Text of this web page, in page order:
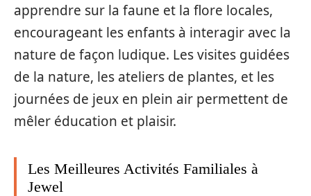
apprendre sur la faune et la flore locales,
encourageant les enfants à interagir avec la
nature de façon ludique. Les visites guidées
de la nature, les ateliers de plantes, et les
journées de jeux en plein air permettent de
mêler éducation et plaisir.
Les Meilleures Activités Familiales à
Jewel